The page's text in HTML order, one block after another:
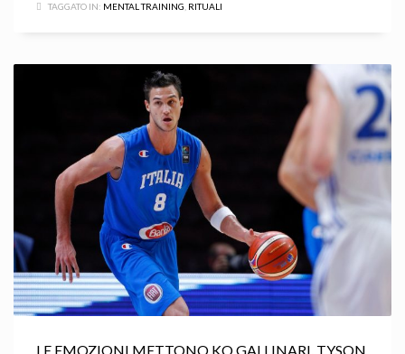
TAGGATO IN: MENTAL TRAINING RITUALI
LE EMOZIONI METTONO KO GALLINARI, TYSON